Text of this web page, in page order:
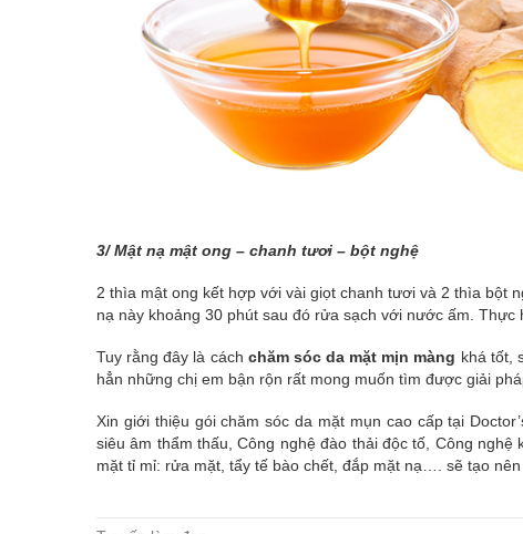
3/ Mật nạ mật ong – chanh tươi – bột nghệ
2 thìa mật ong kết hợp với vài giọt chanh tươi và 2 thìa bột
nạ này khoảng 30 phút sau đó rửa sạch với nước ấm. Thực
Tuy rằng đây là cách chăm sóc da mặt mịn màng khá tốt,
hẳn những chị em bận rộn rất mong muốn tìm được giải
Xin giới thiệu gói chăm sóc da mặt mụn cao cấp tại
siêu âm thẩm thấu, Công nghệ đào thải độc tố, Công
mặt tỉ mỉ: rửa mặt, tẩy tế bào chết, đắp mặt nạ…. sẽ tạo